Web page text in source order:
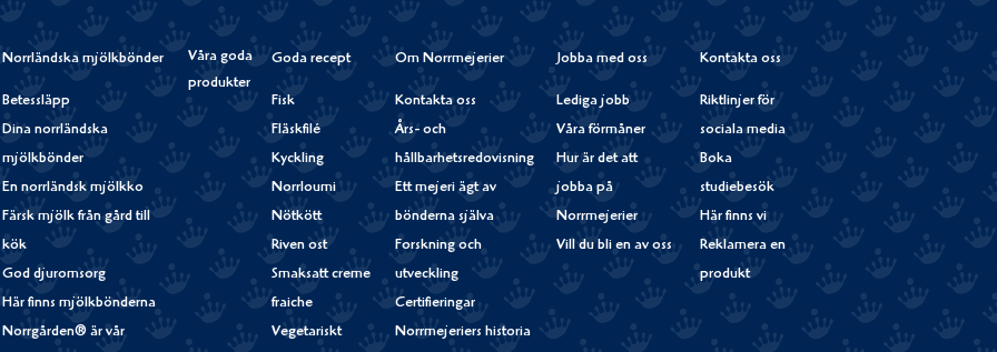
Norrländska mjölkbönder
Betessläpp
Dina norrländska
mjölkbönder
En norrländsk mjölkko
Färsk mjölk från gård till
kök
God djuromsorg
Här finns mjölkbönderna
Norrgården® är vår
Våra goda
produkter
Goda recept
Fisk
Fläskfilé
Kyckling
Norrloumi
Nötkött
Riven ost
Smaksatt creme
fraiche
Vegetariskt
Om Norrmejerier
Kontakta oss
Års- och
hållbarhetsredovisning
Ett mejeri ägt av
bönderna själva
Forskning och
utveckling
Certifieringar
Norrmejeriers historia
Jobba med oss
Lediga jobb
Våra förmåner
Hur är det att
jobba på
Norrmejerier
Vill du bli en av oss
Kontakta oss
Riktlinjer för
sociala media
Boka
studiebesök
Här finns vi
Reklamera en
produkt